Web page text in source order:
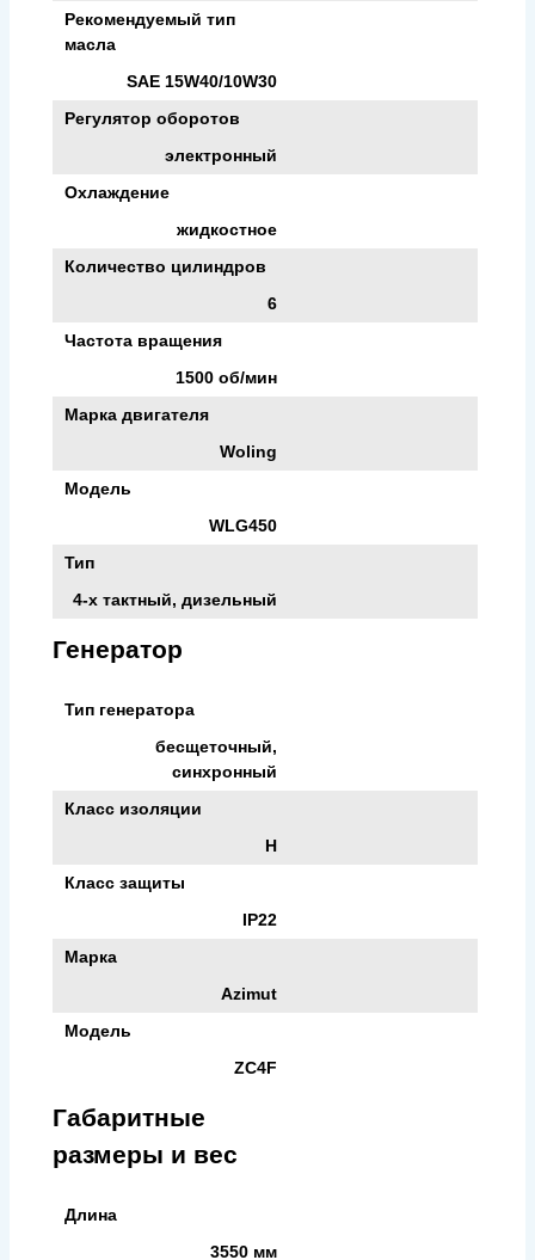
Рекомендуемый тип
масла
SAE 15W40/10W30
Регулятор оборотов
электронный
Охлаждение
жидкостное
Количество цилиндров
6
Частота вращения
1500 об/мин
Марка двигателя
Woling
Модель
WLG450
Тип
4-х тактный, дизельный
Генератор
Тип генератора
бесщеточный,
синхронный
Класс изоляции
H
Класс защиты
IP22
Марка
Azimut
Модель
ZC4F
Габаритные
размеры и вес
Длина
3550 мм